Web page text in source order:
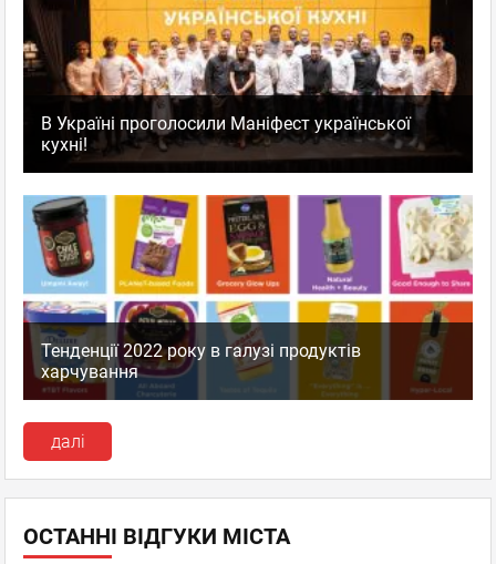
В Україні проголосили Маніфест української
кухні!
Тенденції 2022 року в галузі продуктів
харчування
далі
ОСТАННІ ВІДГУКИ МІСТА